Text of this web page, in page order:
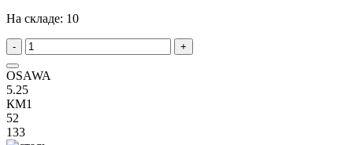
На складе: 10
- +
OSAWA
5.25
КМ1
52
133